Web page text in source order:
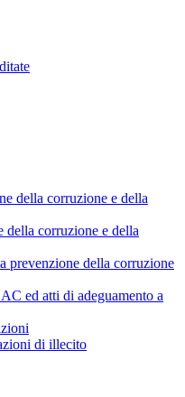
della corruzione e della
della corruzione e della
prevenzione della corruzione
ed atti di adeguamento a
di illecito